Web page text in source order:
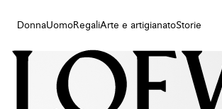
DonnaUomoRegaliArte e artigianatoStorie
Donna